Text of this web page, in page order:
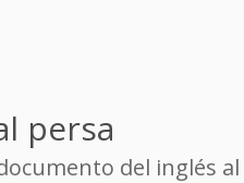
persa
del inglés al